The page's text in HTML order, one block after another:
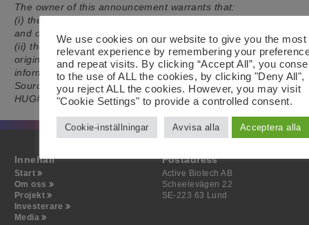
The owner of this announcement warrants that:
(i) the releases contained herein are protected by copyright
and other applicable laws; and
(ii) they are solely responsible for the content, accuracy and
originality of the
information contained therein.
Source: Active Biotech via Thomson Reuters ONE
HUG#1650577
Innehåll
Start
Om oss
Projekt
Investerare
Media
Postadress
Active Biotech AB
Scheelevägen 22
SE-223 63 Lund
We use cookies on our website to give you the most
relevant experience by remembering your
and repeat visits. By clicking “Accept All”, you
to the use of ALL the cookies, by clicking "Deny All",
you reject ALL the cookies. However, you may visit
"Cookie Settings" to provide a controlled consent.
Cookie-inställningar Avvisa alla Acceptera alla